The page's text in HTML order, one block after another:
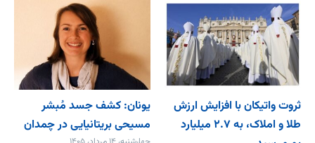
ثروت واتیکان با افزایش ارزش
طلا و املاک، به ۲.۷ میلیارد
یونان: کشف جسد مُبشر
مسیحی بریتانیایی در چمدان